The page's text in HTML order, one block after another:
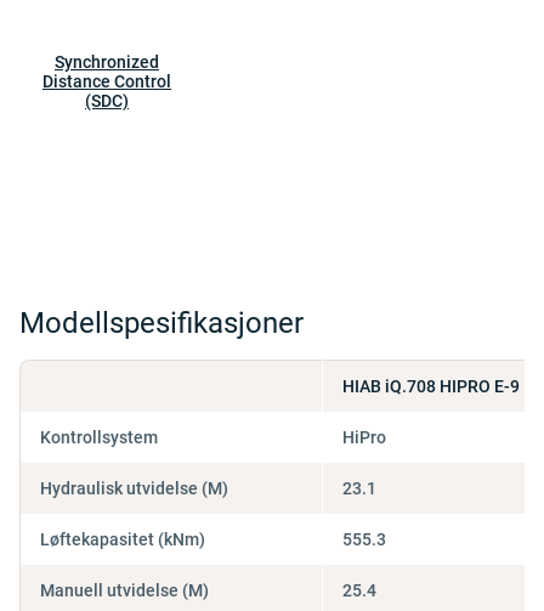
Synchronized
Distance Control
(SDC)
Modellspesifikasjoner
Kontrollsystem
Hydraulisk utvidelse (M)
Løftekapasitet (kNm)
Manuell utvidelse (M)
HIAB iQ.708 HIPRO E-9
HiPro
23.1
555.3
25.4